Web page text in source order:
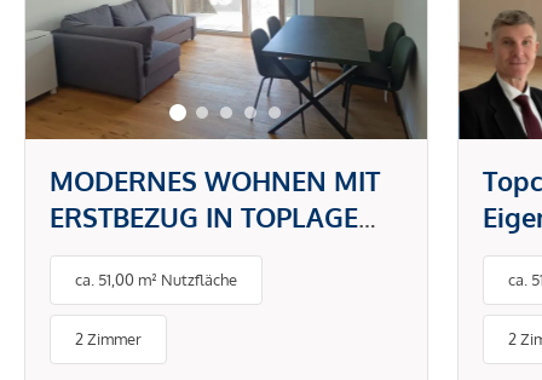
MODERNES WOHNEN MIT
ERSTBEZUG IN TOPLAGE
DONAUSTADT -
PAUSCHALMIETE INKL.
BETRIEBS- UND
ENERGIEKOSTEN
ca. 51,00 m² Nutzfläche
2 Zimmer
ca.
2